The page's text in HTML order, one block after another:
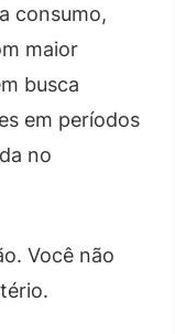
consumo,
maior
busca
em períodos
no
Você não